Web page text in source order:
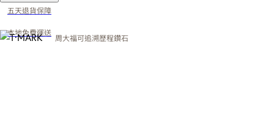
五天退貨保障
本地免費運送
周大福可追溯歷程鑽石